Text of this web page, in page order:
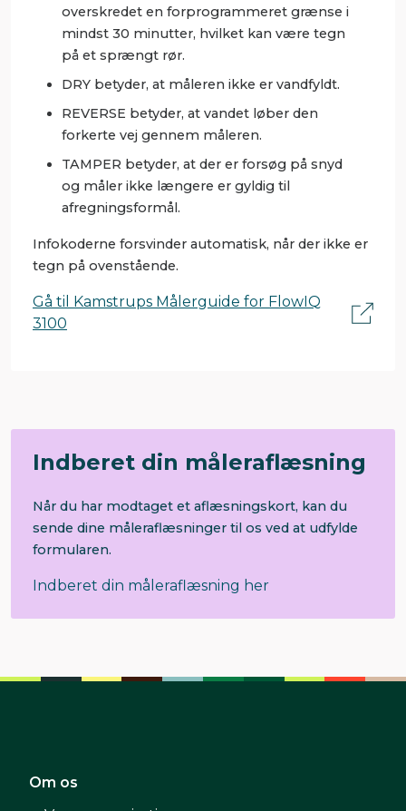
overskredet en forprogrammeret grænse i
mindst 30 minutter, hvilket kan være tegn
på et sprængt rør.
DRY betyder, at måleren ikke er vandfyldt.
REVERSE betyder, at vandet løber den
forkerte vej gennem måleren.
TAMPER betyder, at der er forsøg på snyd
og måler ikke længere er gyldig til
afregningsformål.
Infokoderne forsvinder automatisk, når der ikke er
tegn på ovenstående.
Gå til Kamstrups Målerguide for FlowIQ
3100
Indberet din måleraflæsning
Når du har modtaget et aflæsningskort, kan du
sende dine måleraflæsninger til os ved at udfylde
formularen.
Indberet din måleraflæsning her
Om os